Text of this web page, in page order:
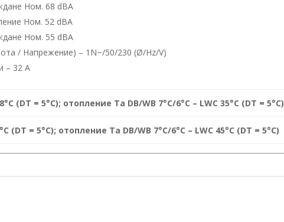
Ном. 68 dBA
Ном. 52 dBA
Ном. 55 dBA
/ Напрежение) – 1N~/50/230 (Ø/Hz/V)
– 32 А
(DT = 5°C); отопление Ta DB/WB 7°C/6°C – LWC 35°C (DT = 5°C)
(DT = 5°C); отопление Ta DB/WB 7°C/6°C – LWC 45°C (DT = 5°C)